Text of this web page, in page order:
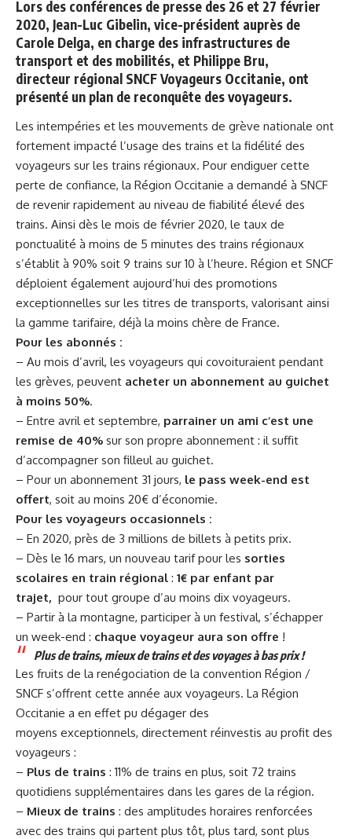
Lors des conférences de presse des 26 et 27 février
2020, Jean-Luc Gibelin, vice-président auprès de
Carole Delga, en charge des infrastructures de
transport et des mobilités, et Philippe Bru,
directeur régional SNCF Voyageurs Occitanie, ont
présenté un plan de reconquête des voyageurs.
Les intempéries et les mouvements de grève nationale ont
fortement impacté l’usage des trains et la fidélité des
voyageurs sur les trains régionaux. Pour endiguer cette
perte de confiance, la Région Occitanie a demandé à SNCF
de revenir rapidement au niveau de fiabilité élevé des
trains. Ainsi dès le mois de février 2020, le taux de
ponctualité à moins de 5 minutes des trains régionaux
s’établit à 90% soit 9 trains sur 10 à l’heure. Région et SNCF
déploient également aujourd’hui des promotions
exceptionnelles sur les titres de transports, valorisant ainsi
la gamme tarifaire, déjà la moins chère de France.
Pour les abonnés :
– Au mois d’avril, les voyageurs qui covoituraient pendant
les grèves, peuvent acheter un abonnement au guichet
à moins 50%.
– Entre avril et septembre, parrainer un ami c‘est une
remise de 40% sur son propre abonnement : il suffit
d’accompagner son filleul au guichet.
– Pour un abonnement 31 jours, le pass week-end est
offert, soit au moins 20€ d’économie.
Pour les voyageurs occasionnels :
– En 2020, près de 3 millions de billets à petits prix.
– Dès le 16 mars, un nouveau tarif pour les sorties
scolaires en train régional : 1€ par enfant par
trajet, pour tout groupe d’au moins dix voyageurs.
– Partir à la montagne, participer à un festival, s’échapper
un week-end : chaque voyageur aura son offre !
Plus de trains, mieux de trains et des voyages à bas prix !
Les fruits de la renégociation de la convention Région /
SNCF s’offrent cette année aux voyageurs. La Région
Occitanie a en effet pu dégager des
moyens exceptionnels, directement réinvestis au profit des
voyageurs :
– Plus de trains : 11% de trains en plus, soit 72 trains
quotidiens supplémentaires dans les gares de la région.
– Mieux de trains : des amplitudes horaires renforcées
avec des trains qui partent plus tôt, plus tard, sont plus